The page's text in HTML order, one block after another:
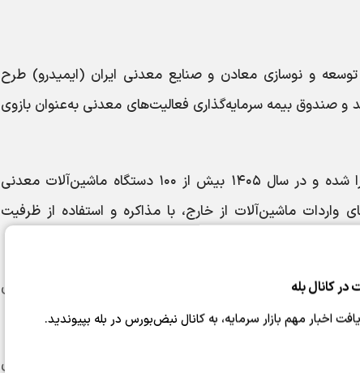
کانال بله
اخبار مهم بازار سرمایه، به کانال نبض‌بورس در بله بپیوندید.
و نوسازی معادن و صنایع معدنی ایران (ایمیدرو) طرح
و صندوق بیمه سرمایه‌گذاری فعالیت‌های معدنی به‌عنوان بازوی
خطیبی گفت: این برنامه در سال‌های گذشته نیز اجرا شده و در سال ۱۴۰۵ بیش از ۱۰۰ دستگاه ماشین‌آلات معدنی
ماشین‌آلات از خارج، با مذاکره و استفاده از ظرفیت
نیاز معدن‌کاران، از ماشین‌سازی داخلی نیز حمایت شود.
تنها به ماشین‌آلات اختصاص ندارد و حمایت‌ها حوزه‌های
همزمان شامل می‌شود.
حدود شصت و دو هزار میلیارد ریال است که همه این